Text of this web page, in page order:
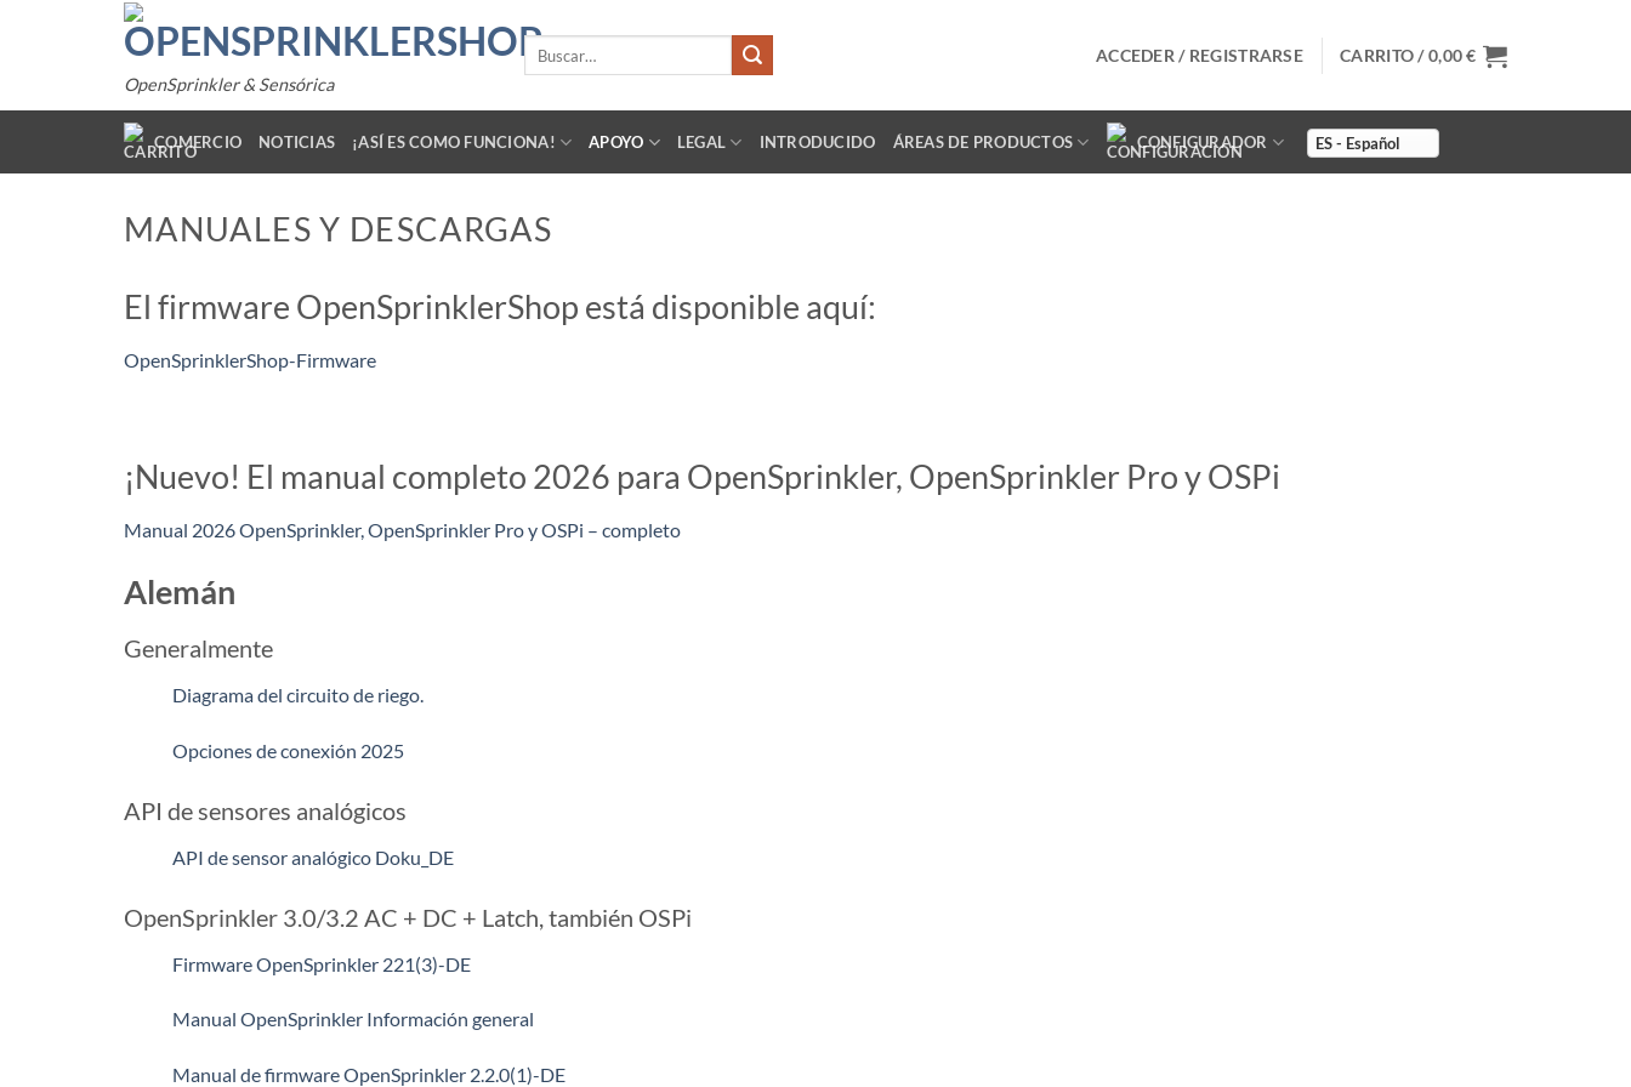
OpenSprinkler & Sensórica
ACCEDER / REGISTRARSE CARRITO /0,00€
COMERCIO NOTICIAS ¡ASÍ ES COMO FUNCIONA! APOYO LEGAL INTRODUCIDO ÁREAS DE PRODUCTOS CONFIGURADOR
MANUALES Y DESCARGAS
El firmware OpenSprinklerShop está disponible aquí:
OpenSprinklerShop-Firmware
¡Nuevo! El manual completo 2026 para OpenSprinkler, OpenSprinkler Pro y OSPi
Manual 2026 OpenSprinkler, OpenSprinkler Pro y OSPi – completo
Alemán
Generalmente
Diagrama del circuito de riego.
Opciones de conexión 2025
API de sensores analógicos
API de sensor analógico Doku_DE
OpenSprinkler 3.0/3.2 AC + DC + Latch, también OSPi
Firmware OpenSprinkler 221(3)-DE
Manual OpenSprinkler Información general
Manual de firmware OpenSprinkler 2.2.0(1)-DE